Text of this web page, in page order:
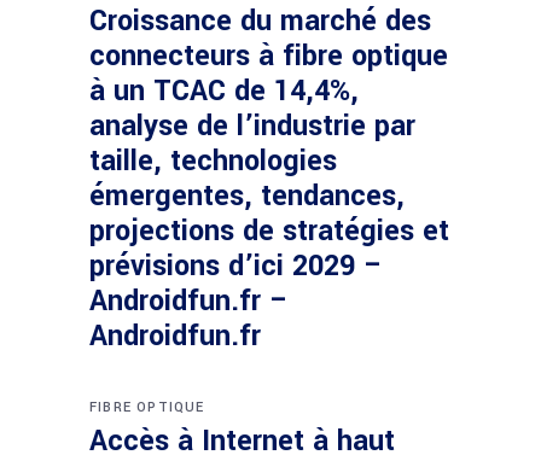
Croissance du marché des
connecteurs à fibre optique
à un TCAC de 14,4%,
analyse de l’industrie par
taille, technologies
émergentes, tendances,
projections de stratégies et
prévisions d’ici 2029 –
Androidfun.fr –
Androidfun.fr
FIBRE OPTIQUE
Accès à Internet à haut